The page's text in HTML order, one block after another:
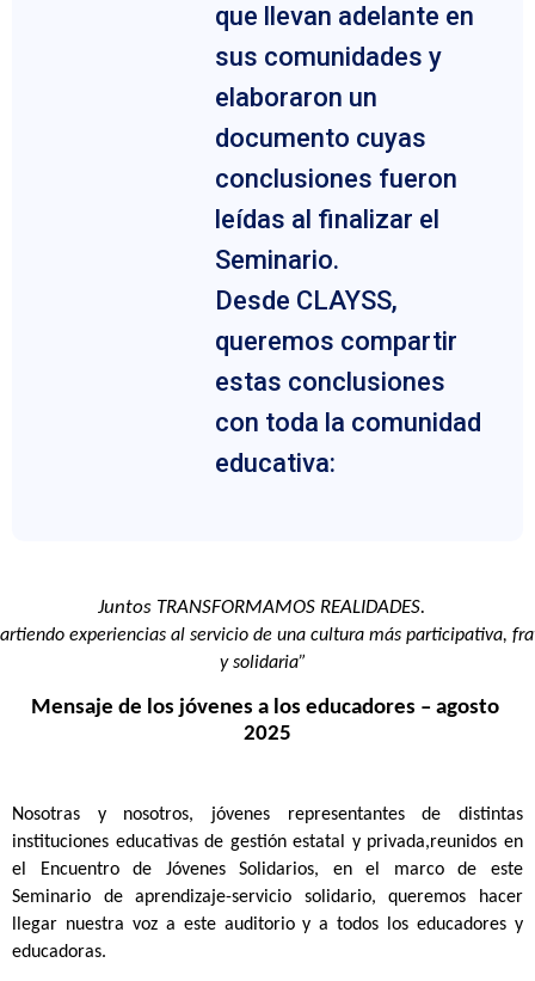
que llevan adelante en
sus comunidades y
elaboraron un
documento cuyas
conclusiones fueron
leídas al finalizar el
Seminario.
Desde CLAYSS,
queremos compartir
estas conclusiones
con toda la comunidad
educativa:
Juntos TRANSFORMAMOS REALIDADES.
experiencias al servicio de una cultura más participativa,
y solidaria”
Mensaje de los jóvenes a los educadores – agosto
2025
Nosotras y nosotros, jóvenes representantes de distintas
instituciones educativas de gestión estatal y privada,reunidos en
el Encuentro de Jóvenes Solidarios, en el marco de este
Seminario de aprendizaje-servicio solidario, queremos hacer
llegar nuestra voz a este auditorio y a todos los educadores y
educadoras.